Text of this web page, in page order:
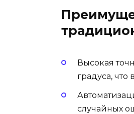
Высокая
градуса,
случайных